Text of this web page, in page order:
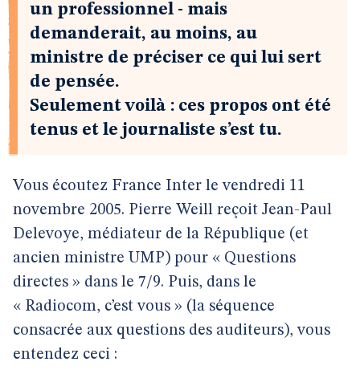
un professionnel - mais
demanderait, au moins, au
ministre de préciser ce qui lui sert
de pensée.
Seulement voilà : ces propos ont été
tenus et le journaliste s’est tu.
Vous écoutez France Inter le vendredi 11
novembre 2005. Pierre Weill reçoit Jean-Paul
Delevoye, médiateur de la République (et
ancien ministre UMP) pour « Questions
directes » dans le 7/9. Puis, dans le
« Radiocom, c’est vous » (la séquence
consacrée aux questions des auditeurs), vous
entendez ceci :